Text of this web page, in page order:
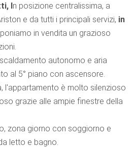
In posizione centralissima, a
e da tutti i principali servizi, in
in vendita un grazioso
autonomo e aria
al 5° piano con ascensore.
l'appartamento è molto silenzioso
grazie alle ampie finestre della
zona giorno con soggiorno e
letto e bagno.